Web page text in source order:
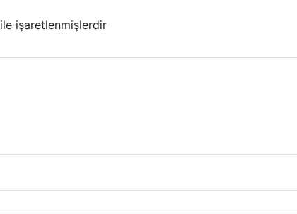
ile işaretlenmişlerdir